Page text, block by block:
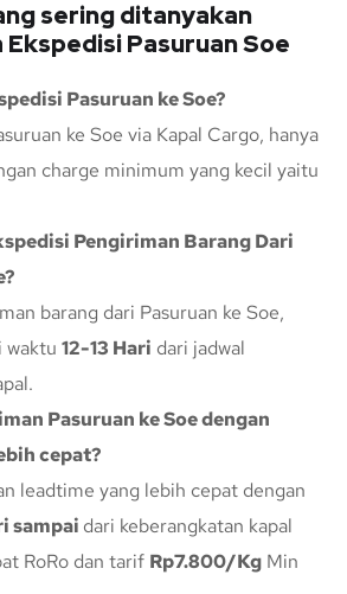
sering ditanyakan
Ekspedisi Pasuruan Soe
Pasuruan ke Soe?
ke Soe via Kapal Cargo, hanya
charge minimum yang kecil yaitu
Pengiriman Barang Dari
barang dari Pasuruan ke Soe,
waktu 12-13 Hari dari jadwal
Pasuruan ke Soe dengan
cepat?
leadtime yang lebih cepat dengan
sampai dari keberangkatan kapal
RoRo dan tarif Rp7.800/Kg Min